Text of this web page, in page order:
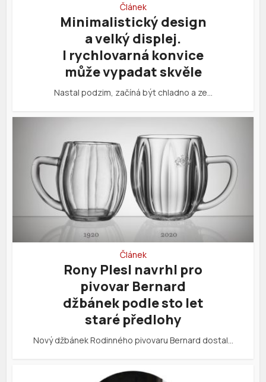
Článek
Minimalistický design
a velký displej.
I rychlovarná konvice
může vypadat skvěle
Nastal podzim, začíná být chladno a ze…
Článek
Rony Plesl navrhl pro
pivovar Bernard
džbánek podle sto let
staré předlohy
Nový džbánek Rodinného pivovaru Bernard dostal…